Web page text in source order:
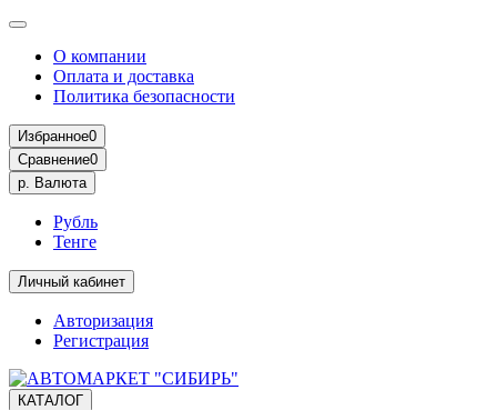
О компании
Оплата и доставка
Политика безопасности
Избранное0
Сравнение0
р. Валюта
Рубль
Тенге
Личный кабинет
Авторизация
Регистрация
КАТАЛОГ